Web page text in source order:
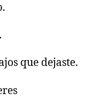
que dejaste.